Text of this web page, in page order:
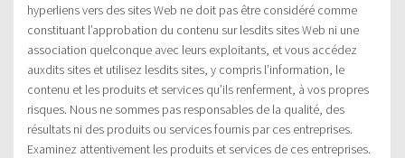
hyperliens vers des sites Web ne doit pas être considéré comme
constituant l’approbation du contenu sur lesdits sites Web ni une
association quelconque avec leurs exploitants, et vous accédez
auxdits sites et utilisez lesdits sites, y compris l’information, le
contenu et les produits et services qu’ils renferment, à vos propres
risques. Nous ne sommes pas responsables de la qualité, des
résultats ni des produits ou services fournis par ces entreprises.
Examinez attentivement les produits et services de ces entreprises.